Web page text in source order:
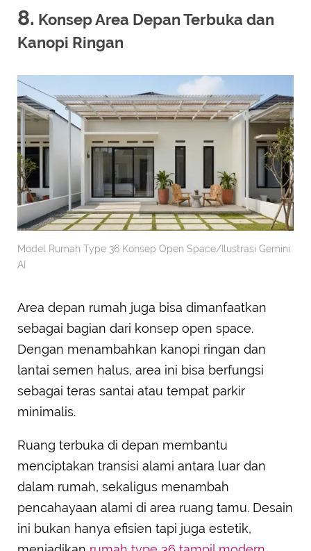
8. Konsep Area Depan Terbuka dan
Kanopi Ringan
Model Rumah Type 36 Konsep Open Space/Ilustrasi Gemini
AI
Area depan rumah juga bisa dimanfaatkan
sebagai bagian dari konsep open space.
Dengan menambahkan kanopi ringan dan
lantai semen halus, area ini bisa berfungsi
sebagai teras santai atau tempat parkir
minimalis.
Ruang terbuka di depan membantu
menciptakan transisi alami antara luar dan
dalam rumah, sekaligus menambah
pencahayaan alami di area ruang tamu. Desain
ini bukan hanya efisien tapi juga estetik,